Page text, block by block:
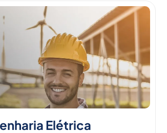
Elétrica